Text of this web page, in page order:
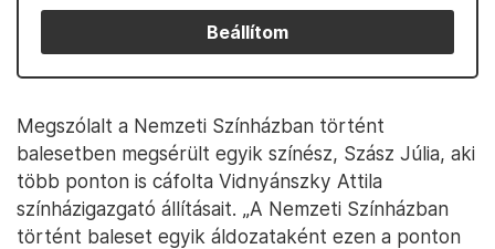
Beállítom
Megszólalt a Nemzeti Színházban történt
balesetben megsérült egyik színész, Szász Júlia, aki
több ponton is cáfolta Vidnyánszky Attila
színházigazgató állításait. „A Nemzeti Színházban
történt baleset egyik áldozataként ezen a ponton